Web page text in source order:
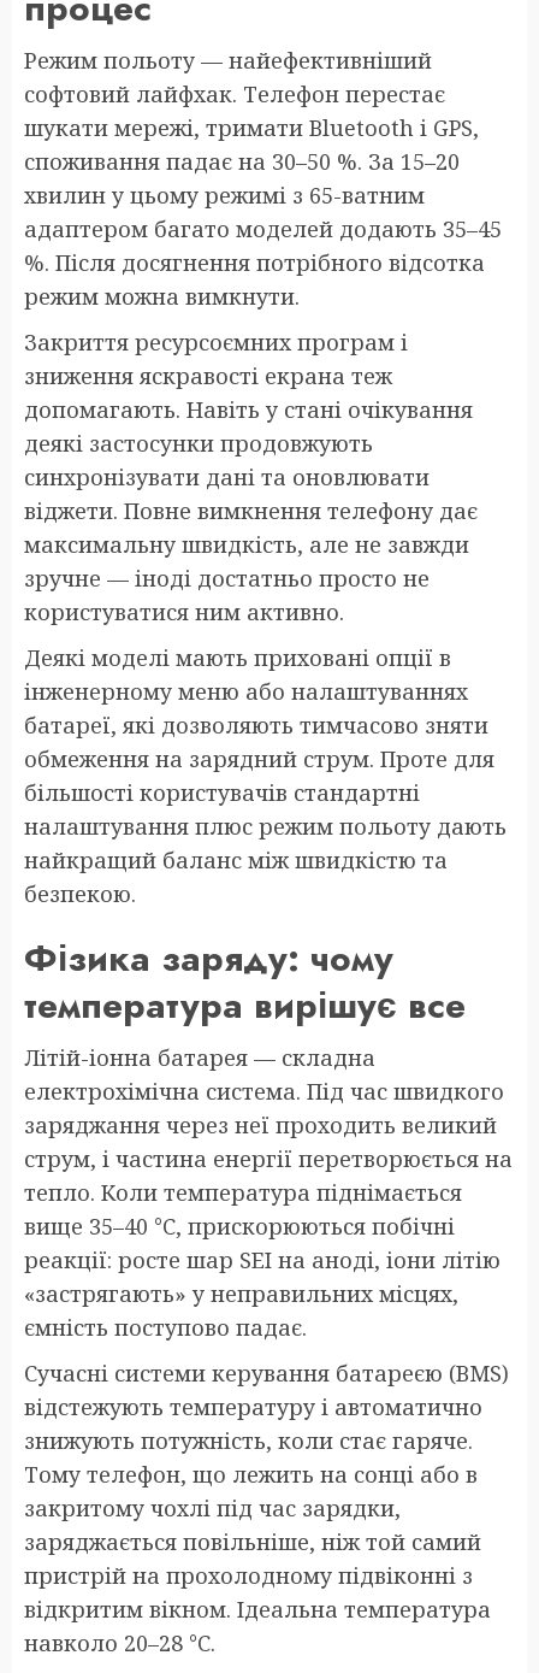
Режим польоту — найефективніший
софтовий лайфхак. Телефон перестає
шукати мережі, тримати Bluetooth і GPS,
споживання падає на 30–50 %. За 15–20
хвилин у цьому режимі з 65-ватним
адаптером багато моделей додають 35–45
%. Після досягнення потрібного відсотка
режим можна вимкнути.
Закриття ресурсоємних програм і
зниження яскравості екрана теж
допомагають. Навіть у стані очікування
деякі застосунки продовжують
синхронізувати дані та оновлювати
віджети. Повне вимкнення телефону дає
максимальну швидкість, але не завжди
зручне — іноді достатньо просто не
користуватися ним активно.
Деякі моделі мають приховані опції в
інженерному меню або налаштуваннях
батареї, які дозволяють тимчасово зняти
обмеження на зарядний струм. Проте для
більшості користувачів стандартні
налаштування плюс режим польоту дають
найкращий баланс між швидкістю та
безпекою.
Фізика заряду: чому
температура вирішує все
Літій-іонна батарея — складна
електрохімічна система. Під час швидкого
заряджання через неї проходить великий
струм, і частина енергії перетворюється на
тепло. Коли температура піднімається
вище 35–40 °C, прискорюються побічні
реакції: росте шар SEI на аноді, іони літію
«застрягають» у неправильних місцях,
ємність поступово падає.
Сучасні системи керування батареєю (BMS)
відстежують температуру і автоматично
знижують потужність, коли стає гаряче.
Тому телефон, що лежить на сонці або в
закритому чохлі під час зарядки,
заряджається повільніше, ніж той самий
пристрій на прохолодному підвіконні з
відкритим вікном. Ідеальна температура
навколо 20–28 °C.